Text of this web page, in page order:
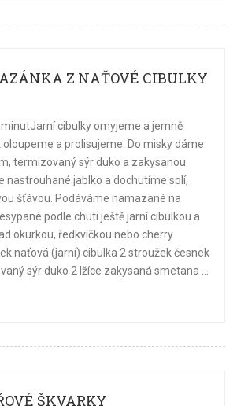
Z NAŤOVÉ CIBULKY
minutJarní cibulky omyjeme a jemně
a prolisujeme. Do misky dáme
termizovaný sýr duko a zakysanou
nastrouhané jablko a dochutíme solí,
šťávou. Podáváme namazané na
podle chuti ještě jarní cibulkou a
okurkou, ředkvičkou nebo cherry
naťová (jarní) cibulka 2 stroužek česnek
sýr duko 2 lžíce zakysaná smetana ...
ŠKVARKY